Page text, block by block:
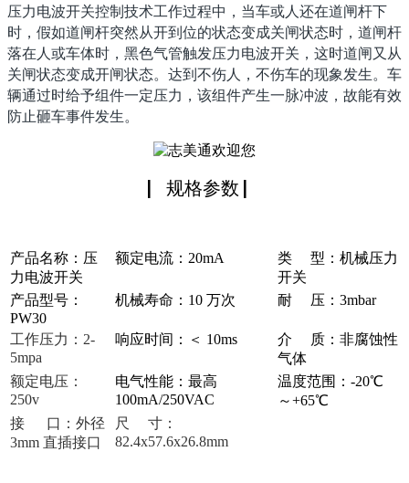
压力电波开关控制技术工作过程中，当车或人还在道闸杆下
时，假如道闸杆突然从开到位的状态变成关闸状态时，道闸杆
落在人或车体时，黑色气管触发压力电波开关，这时道闸又从
关闸状态变成开闸状态。达到不伤人，不伤车的现象发生。车
辆通过时给予组件一定压力，该组件产生一脉冲波，故能有效
防止砸车事件发生。
▏规格参数 ▏
产品名称：压
力电波开关
额定电流：20mA
类 型：机械压力
开关
产品型号：
PW30
机械寿命：10 万次 耐 压：3mbar
工作压力：2-
5mpa
响应时间：＜ 10ms
介 质：非腐蚀性
气体
额定电压：
250v
电气性能：最高
100mA/250VAC
温度范围：-20℃
～+65℃
接 口：外径
3mm 直插接口
尺 寸：
82.4x57.6x26.8mm